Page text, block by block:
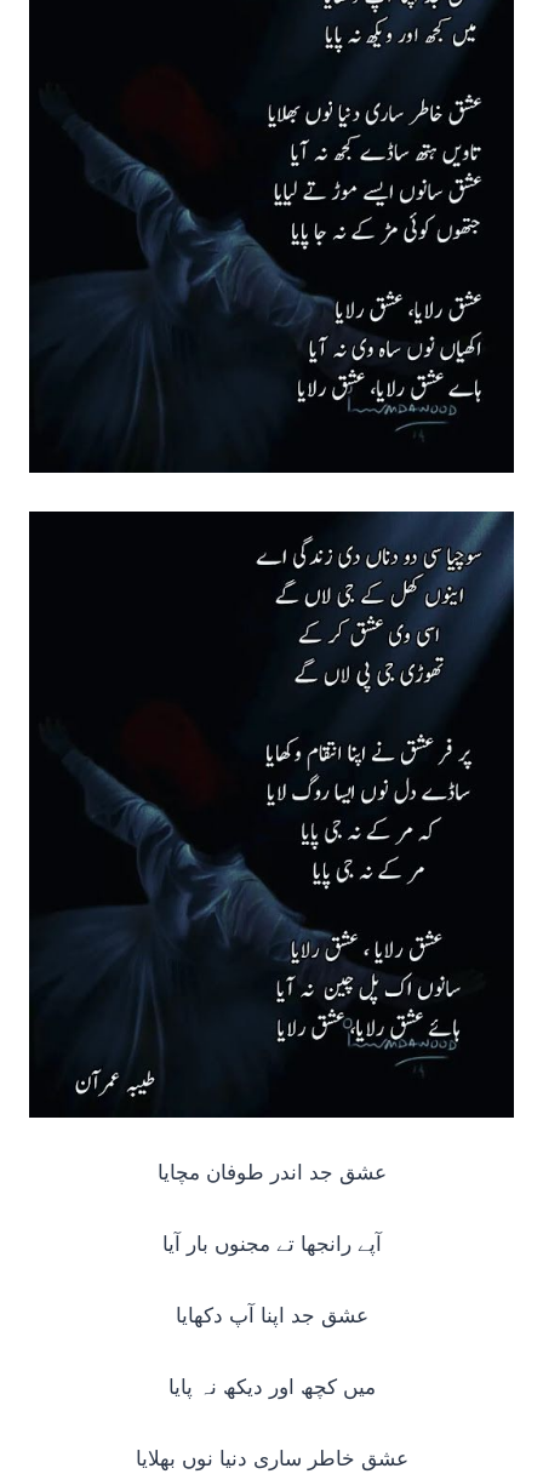
عشق جد اندر طوفان مچایا
آپے رانجھا تے مجنوں بار آیا
عشق جد اپنا آپ دکھایا
میں کچھ اور دیکھ نہ پایا
عشق خاطر ساری دنیا نوں بھلایا